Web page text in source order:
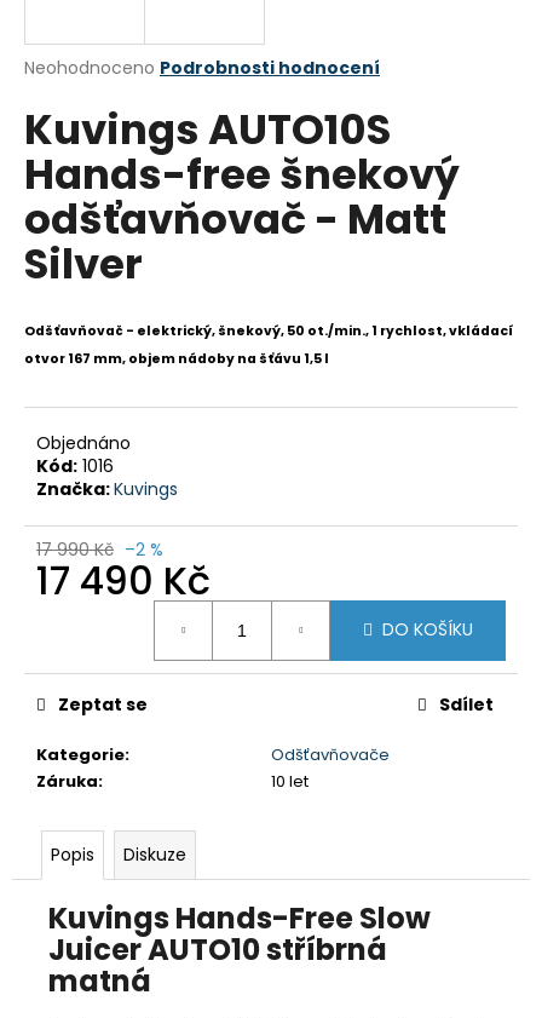
Průměrné
produktu
je
0,0
5
hvězdiček.
Neohodnoceno Podrobnosti hodnocení
Kuvings AUTO10S
Hands-free šnekový
odšťavňovač - Matt
Silver
Odšťavňovač - elektrický, šnekový, 50 ot./min., 1 rychlost, vkládací
otvor 167 mm, objem nádoby na šťávu 1,5 l
Objednáno
Kód: 1016
Značka:Kuvings
17 990 Kč –2 %
17 490 Kč
DO KOŠÍKU
Kategorie:
Odšťavňovače
Záruka: 10 let
Zeptat se Sdílet
Popis Diskuze
Kuvings Hands-Free Slow
Juicer AUTO10 stříbrná
matná
j
t
?
o
p
o
u
č
u
e
HISENSE
WF3S8043BW+DH3S802BW3
980
Původně:
27
980